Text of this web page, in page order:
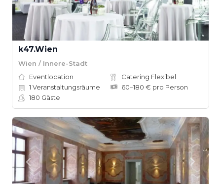
k47.Wien
Wien / Innere-Stadt
Eventlocation
Catering Flexibel
1 Veranstaltungsräume
60–180 € pro Person
180 Gäste